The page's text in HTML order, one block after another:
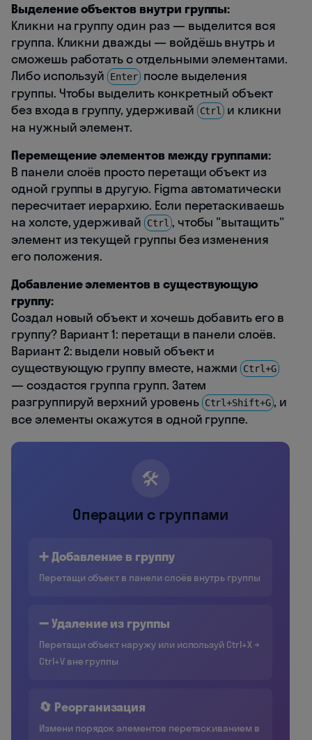
Выделение объектов внутри группы:
Кликни на группу один раз — выделится вся
группа. Кликни дважды — войдёшь внутрь и
сможешь работать с отдельными элементами.
Либо используй Enter после выделения
группы. Чтобы выделить конкретный объект
без входа в группу, удерживай
Ctrl
и кликни
на нужный элемент.
Перемещение элементов между группами:
В панели слоёв просто перетащи объект из
одной группы в другую. Figma автоматически
пересчитает иерархию. Если перетаскиваешь
на холсте, удерживай
Ctrl , чтобы "вытащить"
элемент из текущей группы без изменения
его положения.
Добавление элементов в существующую
группу:
Создал новый объект и хочешь добавить его в
группу? Вариант 1: перетащи в панели слоёв.
Вариант 2: выдели новый объект и
существующую группу вместе, нажми Ctrl+G
— создастся группа групп. Затем
разгруппируй верхний уровень Ctrl+Shift+G , и
все элементы окажутся в одной группе.
🛠️
Операции с группами
➕ Добавление в группу
Перетащи объект в панели слоёв внутрь группы
➖ Удаление из группы
Перетащи объект наружу или используй Ctrl+X →
Ctrl+V вне группы
🔄 Реорганизация
Измени порядок элементов перетаскиванием в